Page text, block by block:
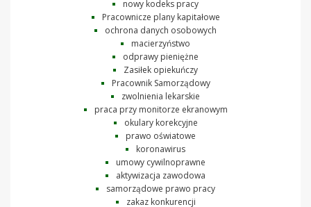
nowy kodeks pracy
Pracownicze plany kapitałowe
ochrona danych osobowych
macierzyństwo
odprawy pieniężne
Zasiłek opiekuńczy
Pracownik Samorządowy
zwolnienia lekarskie
praca przy monitorze ekranowym
okulary korekcyjne
prawo oświatowe
koronawirus
umowy cywilnoprawne
aktywizacja zawodowa
samorządowe prawo pracy
zakaz konkurencji